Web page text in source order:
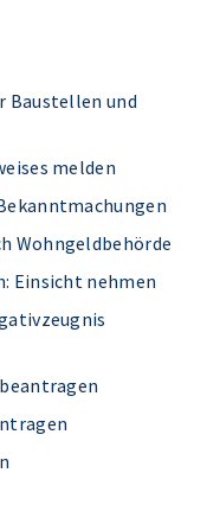
Baustellen und
melden
Wohngeldbehörde
Einsicht nehmen